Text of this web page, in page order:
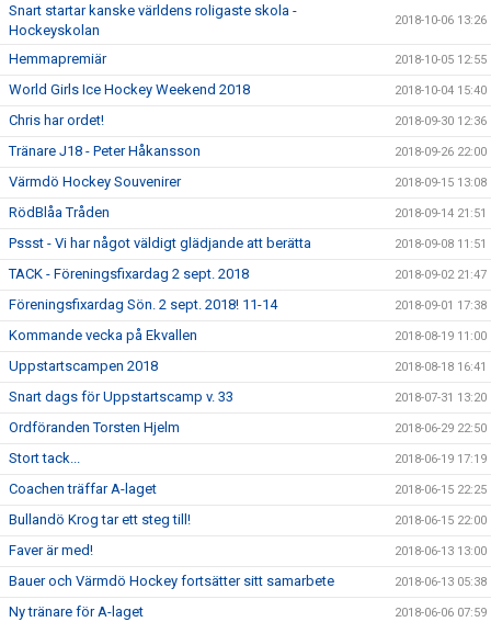
Snart startar kanske världens roligaste skola -
Hockeyskolan
2018-10-06 13:26
Hemmapremiär 2018-10-05 12:55
World Girls Ice Hockey Weekend 2018 2018-10-04 15:40
Chris har ordet! 2018-09-30 12:36
Tränare J18 - Peter Håkansson 2018-09-26 22:00
Värmdö Hockey Souvenirer 2018-09-15 13:08
RödBlåa Tråden 2018-09-14 21:51
Pssst - Vi har något väldigt glädjande att berätta 2018-09-08 11:51
TACK - Föreningsfixardag 2 sept. 2018 2018-09-02 21:47
Föreningsfixardag Sön. 2 sept. 2018! 11-14 2018-09-01 17:38
Kommande vecka på Ekvallen 2018-08-19 11:00
Uppstartscampen 2018 2018-08-18 16:41
Snart dags för Uppstartscamp v. 33 2018-07-31 13:20
Ordföranden Torsten Hjelm 2018-06-29 22:50
Stort tack... 2018-06-19 17:19
Coachen träffar A-laget 2018-06-15 22:25
Bullandö Krog tar ett steg till! 2018-06-15 22:00
Faver är med! 2018-06-13 13:00
Bauer och Värmdö Hockey fortsätter sitt samarbete 2018-06-13 05:38
Ny tränare för A-laget 2018-06-06 07:59